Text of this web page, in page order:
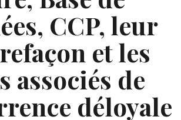
CCP, leur
et les
associés de
déloyale